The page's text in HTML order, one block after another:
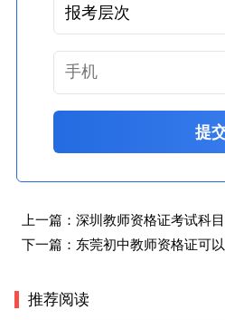
提
上一篇： 深圳教师资格证考试科
下一篇： 东莞初中教师资格证可
推荐阅读